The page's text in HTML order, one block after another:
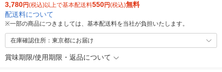
3,780円(税込)以上で基本配送料550円(税込)無料
配送料について
※一部の商品につきましては、基本配送料を当社が負担いたします。
在庫確認住所：東京都にお届け
賞味期限/使用期限・返品について